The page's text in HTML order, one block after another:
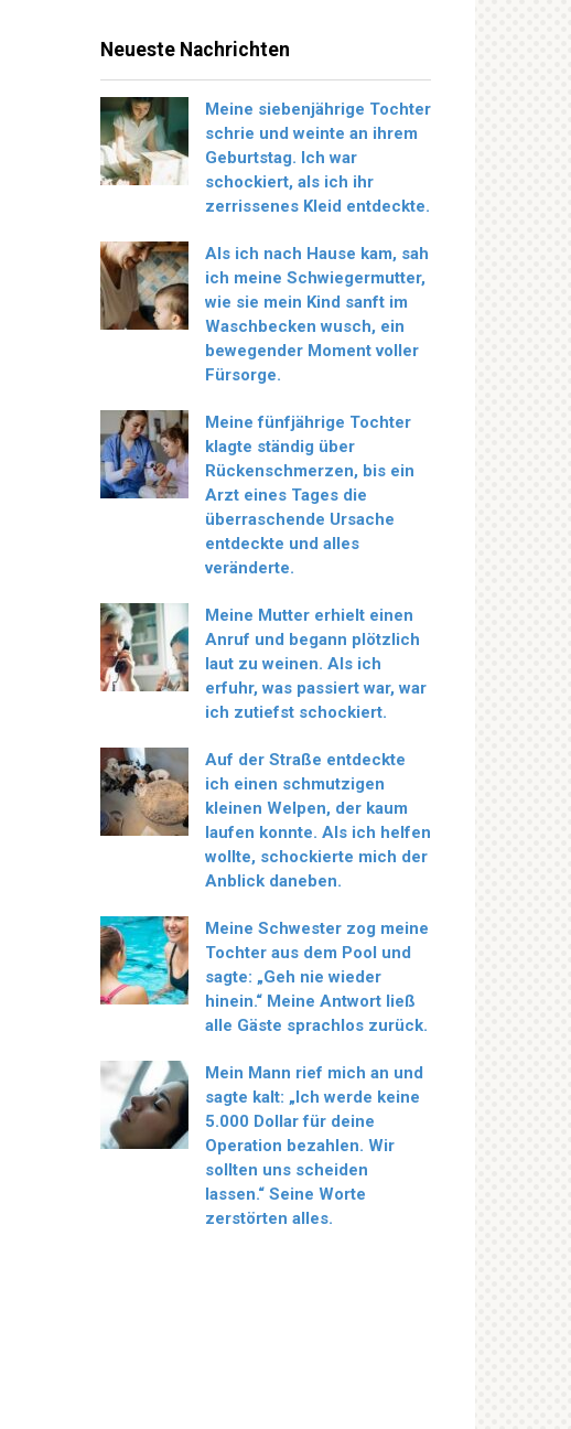
Neueste Nachrichten
Meine siebenjährige Tochter
schrie und weinte an ihrem
Geburtstag. Ich war
schockiert, als ich ihr
zerrissenes Kleid entdeckte.
Als ich nach Hause kam, sah
ich meine Schwiegermutter,
wie sie mein Kind sanft im
Waschbecken wusch, ein
bewegender Moment voller
Fürsorge.
Meine fünfjährige Tochter
klagte ständig über
Rückenschmerzen, bis ein
Arzt eines Tages die
überraschende Ursache
entdeckte und alles
veränderte.
Meine Mutter erhielt einen
Anruf und begann plötzlich
laut zu weinen. Als ich
erfuhr, was passiert war, war
ich zutiefst schockiert.
Auf der Straße entdeckte
ich einen schmutzigen
kleinen Welpen, der kaum
laufen konnte. Als ich helfen
wollte, schockierte mich der
Anblick daneben.
Meine Schwester zog meine
Tochter aus dem Pool und
sagte: „Geh nie wieder
hinein.“ Meine Antwort ließ
alle Gäste sprachlos zurück.
Mein Mann rief mich an und
sagte kalt: „Ich werde keine
5.000 Dollar für deine
Operation bezahlen. Wir
sollten uns scheiden
lassen.“ Seine Worte
zerstörten alles.